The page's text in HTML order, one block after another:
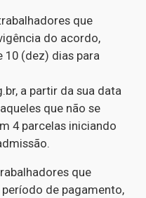
que
do acordo,
10 (dez) dias para
a partir da sua data
que não se
4 parcelas iniciando
que
de pagamento,